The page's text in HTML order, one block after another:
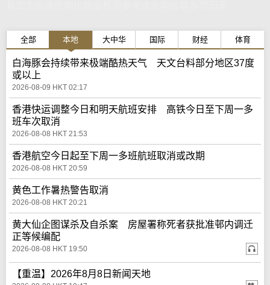
全部 本地 大中华 国际 财经 体育
白海豚会持续带来极端酷热天气 天文台料部分地区37度
或以上
2026-08-09 HKT 02:17
香港快运调整今日和明天航班安排 高铁今日至下周一多
班车次取消
2026-08-08 HKT 21:53
香港航空今日起至下周一多班航班取消或改期
2026-08-08 HKT 20:59
黄色工作暑热警告取消
2026-08-08 HKT 20:21
黄大仙企图谋杀及自杀案 房屋署称死者获批准邨内调迁
正等候编配
2026-08-08 HKT 19:50
【重温】2026年8月8日新闻天地